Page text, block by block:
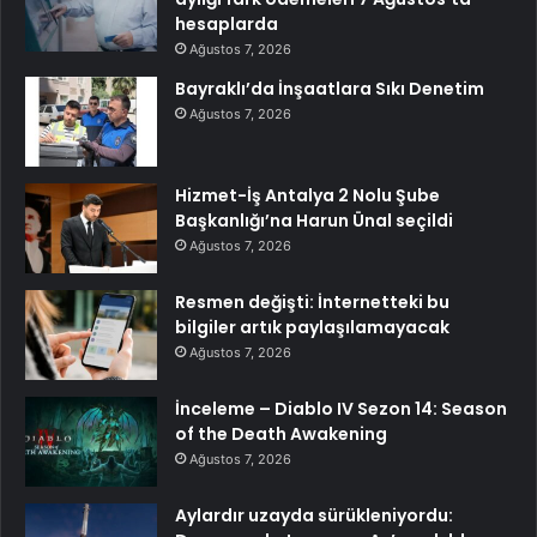
hesaplarda
Ağustos 7, 2026
Bayraklı’da İnşaatlara Sıkı Denetim
Ağustos 7, 2026
Hizmet-İş Antalya 2 Nolu Şube
Başkanlığı’na Harun Ünal seçildi
Ağustos 7, 2026
Resmen değişti: İnternetteki bu
bilgiler artık paylaşılamayacak
Ağustos 7, 2026
İnceleme – Diablo IV Sezon 14: Season
of the Death Awakening
Ağustos 7, 2026
Aylardır uzayda sürükleniyordu: